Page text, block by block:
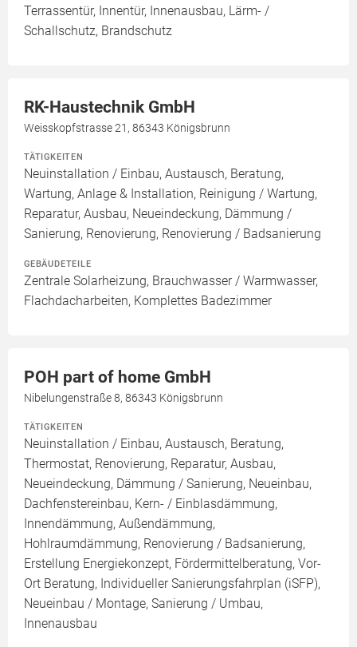
Terrassentür, Innentür, Innenausbau, Lärm- /
Schallschutz, Brandschutz
RK-Haustechnik GmbH
Weisskopfstrasse 21, 86343 Königsbrunn
TÄTIGKEITEN
Neuinstallation / Einbau, Austausch, Beratung,
Wartung, Anlage & Installation, Reinigung / Wartung,
Reparatur, Ausbau, Neueindeckung, Dämmung /
Sanierung, Renovierung, Renovierung / Badsanierung
GEBÄUDETEILE
Zentrale Solarheizung, Brauchwasser / Warmwasser,
Flachdacharbeiten, Komplettes Badezimmer
POH part of home GmbH
Nibelungenstraße 8, 86343 Königsbrunn
TÄTIGKEITEN
Neuinstallation / Einbau, Austausch, Beratung,
Thermostat, Renovierung, Reparatur, Ausbau,
Neueindeckung, Dämmung / Sanierung, Neueinbau,
Dachfenstereinbau, Kern- / Einblasdämmung,
Innendämmung, Außendämmung,
Hohlraumdämmung, Renovierung / Badsanierung,
Erstellung Energiekonzept, Fördermittelberatung, Vor-
Ort Beratung, Individueller Sanierungsfahrplan (iSFP),
Neueinbau / Montage, Sanierung / Umbau,
Innenausbau